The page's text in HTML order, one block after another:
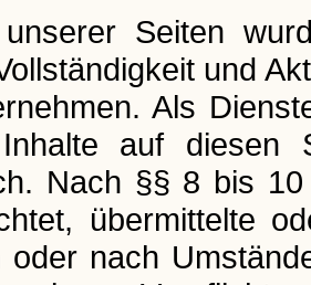
Seiten
und
Als
auf diesen
Nach §§ 8 bis
übermittelte
oder nach